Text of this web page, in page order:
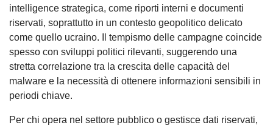
intelligence strategica, come riporti interni e documenti
riservati, soprattutto in un contesto geopolitico delicato
come quello ucraino. Il tempismo delle campagne coincide
spesso con sviluppi politici rilevanti, suggerendo una
stretta correlazione tra la crescita delle capacità del
malware e la necessità di ottenere informazioni sensibili in
periodi chiave.
Per chi opera nel settore pubblico o gestisce dati riservati,